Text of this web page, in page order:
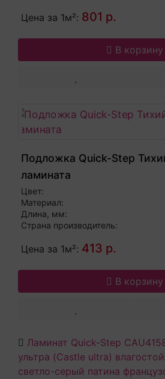
Цена за 1м²: 801 р.
В корзину
Подложка Quick-Step
ламината
Цвет:
Материал:
Длина, мм:
Страна производитель:
Цена за 1м²: 413 р.
В корзину
Ламинат Quick-Step
ультра (Castle ultra)
светло-серый патина